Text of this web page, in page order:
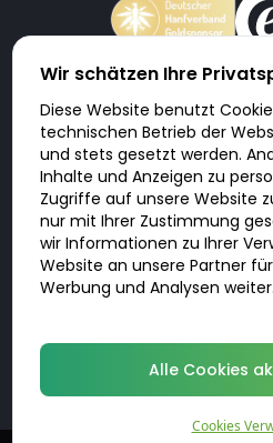
Doktorabc.com ist eine
keine Internetapotheke. Doktorabc
sonstige Produkte an oder liefert
Produkten, Medikamenten und Preisen
kein Angebot von Doktorabc an Sie. Für
geltenden Gesetze und sonstigen
selbst verantwortlich. Die Nutzung
Sie erfolgt auf eigenes Risiko und in
diese Internetseite aus eigener
Wir schätzen Ihre
Diese Website benutzt
technischen Betrieb der
und stets gesetzt werden.
Inhalte und Anzeigen zu
Zugriffe auf unsere Website
nur mit Ihrer Zustimmung
wir Informationen zu Ihrer
Website an unsere Partner
Werbung und Analysen weiter.
Alle Cookies
Cookies